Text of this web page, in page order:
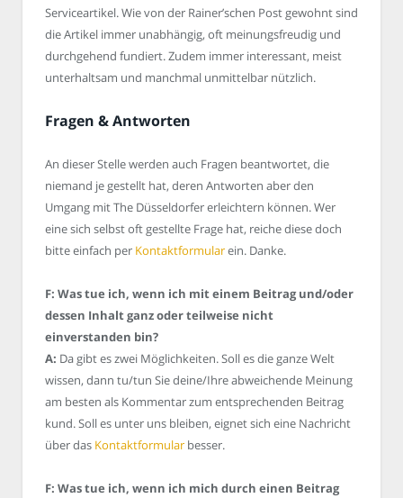
Serviceartikel. Wie von der Rainer’schen Post gewohnt sind
die Artikel immer unabhängig, oft meinungsfreudig und
durchgehend fundiert. Zudem immer interessant, meist
unterhaltsam und manchmal unmittelbar nützlich.
Fragen & Antworten
An dieser Stelle werden auch Fragen beantwortet, die
niemand je gestellt hat, deren Antworten aber den
Umgang mit The Düsseldorfer erleichtern können. Wer
eine sich selbst oft gestellte Frage hat, reiche diese doch
bitte einfach per Kontaktformularein. Danke.
F: Was tue ich, wenn ich mit einem Beitrag und/oder
dessen Inhalt ganz oder teilweise nicht
einverstanden bin?
A: Da gibt es zwei Möglichkeiten. Soll es die ganze Welt
wissen, dann tu/tun Sie deine/Ihre abweichende Meinung
am besten als Kommentar zum entsprechenden Beitrag
kund. Soll es unter uns bleiben, eignet sich eine Nachricht
über das Kontaktformular besser.
F: Was tue ich, wenn ich mich durch einen Beitrag